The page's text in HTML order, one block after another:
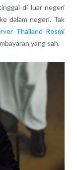
di luar negeri
dalam negeri. Tak
Thailand Resmi
yang sah.